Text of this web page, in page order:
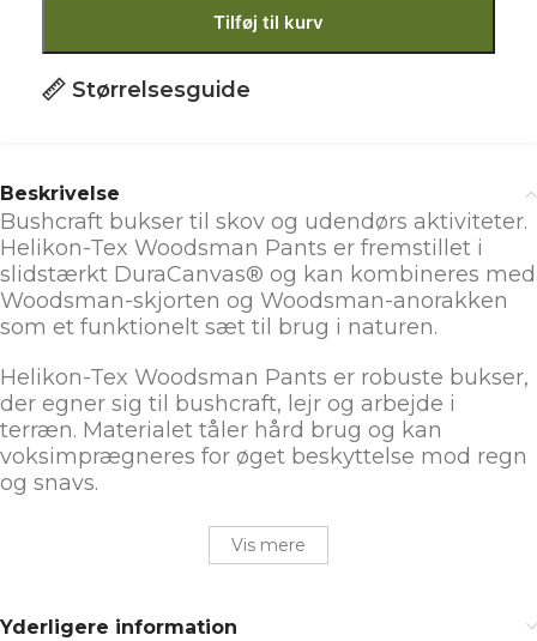
Tilføj til kurv
Størrelsesguide
Beskrivelse
Bushcraft bukser til skov og udendørs aktiviteter.
Helikon-Tex Woodsman Pants er fremstillet i
slidstærkt DuraCanvas® og kan kombineres med
Woodsman-skjorten og Woodsman-anorakken
som et funktionelt sæt til brug i naturen.
Helikon-Tex Woodsman Pants er robuste bukser,
der egner sig til bushcraft, lejr og arbejde i
terræn. Materialet tåler hård brug og kan
voksimprægneres for øget beskyttelse mod regn
og snavs.
Vis mere
Yderligere information